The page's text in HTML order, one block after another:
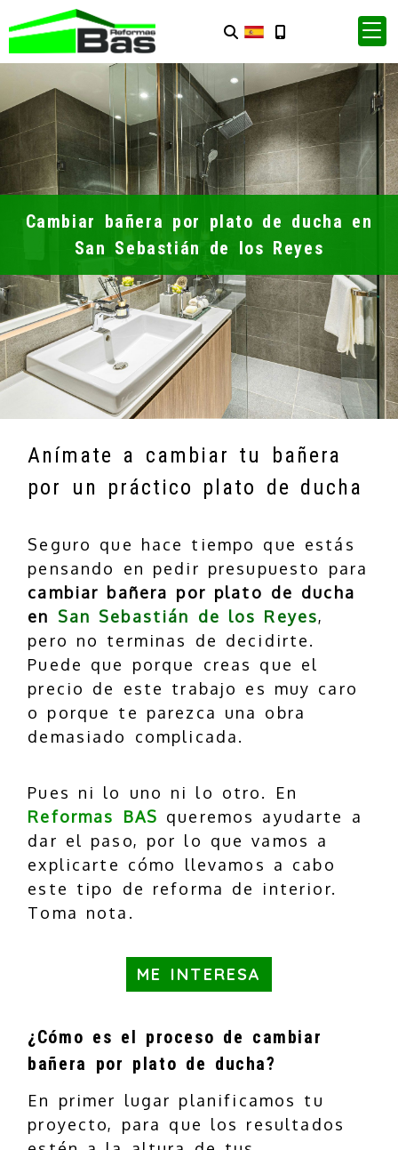
Cambiar bañera por plato de ducha en
San Sebastián de los Reyes
Anímate a cambiar tu bañera
por un práctico plato de ducha
Seguro que hace tiempo que estás
pensando en pedir presupuesto para
cambiar bañera por plato de ducha
en San Sebastián de los Reyes,
pero no terminas de decidirte.
Puede que porque creas que el
precio de este trabajo es muy caro
o porque te parezca una obra
demasiado complicada.
Pues ni lo uno ni lo otro. En
Reformas BAS queremos ayudarte a
dar el paso, por lo que vamos a
explicarte cómo llevamos a cabo
este tipo de reforma de interior.
Toma nota.
ME INTERESA
¿Cómo es el proceso de cambiar
bañera por plato de ducha?
En primer lugar planificamos tu
proyecto, para que los resultados